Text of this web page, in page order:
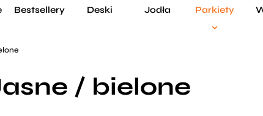
Bestsellery Deski Jodła Parkiety
/ bielone